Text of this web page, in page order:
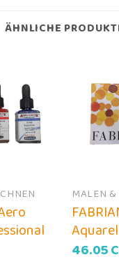
ÄHNLICHE
MALEN
46.05